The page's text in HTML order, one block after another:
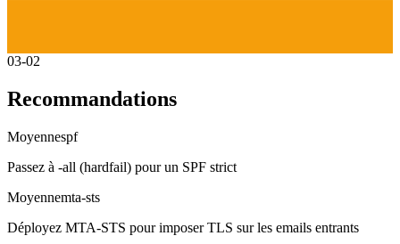
03-02
Recommandations
Moyennespf
Passez à -all (hardfail) pour un SPF strict
Moyennemta-sts
Déployez MTA-STS pour imposer TLS sur les emails entrants